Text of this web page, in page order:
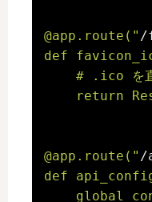
@app.route(" /
def
# .ico を直
return
@app.route(" /
def
global